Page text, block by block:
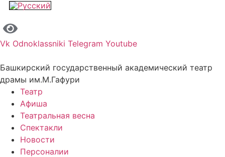
Vk Odnoklassniki Telegram Youtube
Башкирский государственный академический театр
драмы им.М.Гафури
Театр
Афиша
Театральная весна
Спектакли
Новости
Персоналии